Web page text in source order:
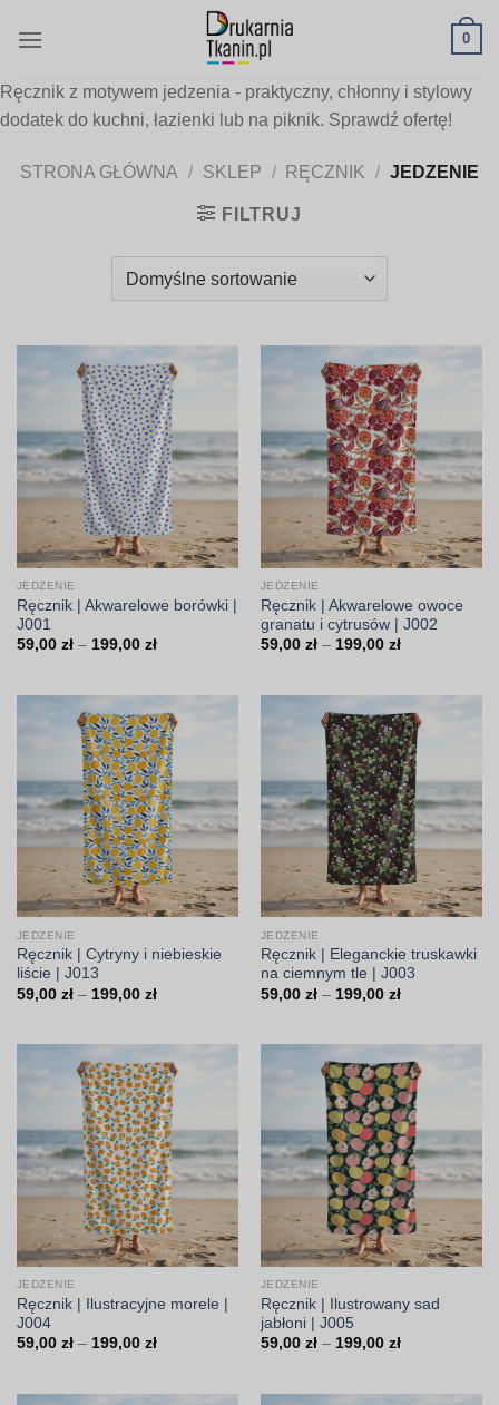
0
Ręcznik z motywem jedzenia - praktyczny, chłonny i stylowy
dodatek do kuchni, łazienki lub na piknik. Sprawdź ofertę!
STRONA GŁÓWNA / SKLEP / RĘCZNIK / JEDZENIE
FILTRUJ
JEDZENIE
Ręcznik | Akwarelowe borówki |
J001
59,00 zł – 199,00 złZakres
199,00 zł
JEDZENIE
Ręcznik | Akwarelowe owoce
granatu i cytrusów | J002
59,00 zł – 199,00 złZakres
199,00 zł
JEDZENIE
Ręcznik | Cytryny i niebieskie
liście | J013
59,00 zł – 199,00 złZakres
199,00 zł
JEDZENIE
Ręcznik | Eleganckie truskawki
na ciemnym tle | J003
59,00 zł – 199,00 złZakres
199,00 zł
JEDZENIE
Ręcznik | Ilustracyjne morele |
J004
59,00 zł – 199,00 złZakres
JEDZENIE
Ręcznik | Ilustrowany sad
jabłoni | J005
59,00 zł – 199,00 złZakres